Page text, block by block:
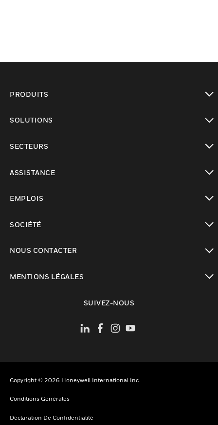
PRODUITS
SOLUTIONS
SECTEURS
ASSISTANCE
EMPLOIS
SOCIÉTÉ
NOUS CONTACTER
MENTIONS LÉGALES
SUIVEZ-NOUS
Copyright © 2026 Honeywell International Inc.
Conditions Générales
Déclaration De Confidentialité